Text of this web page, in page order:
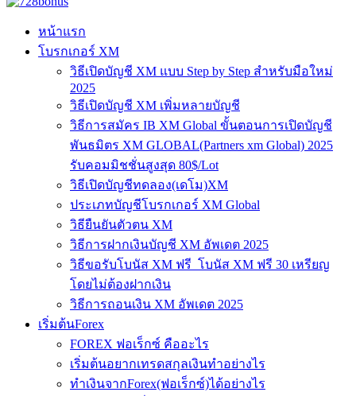
หน้าแรก
โบรกเกอร์ XM
วิธีเปิดบัญชี XM แบบ Step by Step สำหรับมือใหม่
2025
วิธีเปิดบัญชี XM เพิ่มหลายบัญชี
วิธีการสมัคร IB XM Global ขั้นตอนการเปิดบัญชี
พันธมิตร XM GLOBAL(Partners xm Global) 2025
รับคอมมิชชั่นสูงสุด 80$/Lot
วิธีเปิดบัญชีทดลอง(เดโม)XM
ประเภทบัญชีโบรกเกอร์ XM Global
วิธียืนยันตัวตน XM
วิธีการฝากเงินบัญชี XM อัพเดต 2025
วิธีขอรับโบนัส XM ฟรี โบนัส XM ฟรี 30 เหรียญ
โดยไม่ต้องฝากเงิน
วิธีการถอนเงิน XM อัพเดต 2025
เริ่มต้นForex
FOREX ฟอเร็กซ์ คืออะไร
เริ่มต้นอยากเทรดสกุลเงินทำอย่างไร
ทำเงินจากForex(ฟอเร็กซ์)ได้อย่างไร